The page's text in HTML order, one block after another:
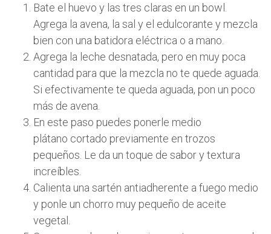
Bate el huevo y las tres claras en un bowl.
Agrega la avena, la sal y el edulcorante y mezcla
bien con una batidora eléctrica o a mano.
Agrega la leche desnatada, pero en muy poca
cantidad para que la mezcla no te quede aguada.
Si efectivamente te queda aguada, pon un poco
más de avena.
En este paso puedes ponerle medio
plátano cortado previamente en trozos
pequeños. Le da un toque de sabor y textura
increíbles.
Calienta una sartén antiadherente a fuego medio
y ponle un chorro muy pequeño de aceite
vegetal.